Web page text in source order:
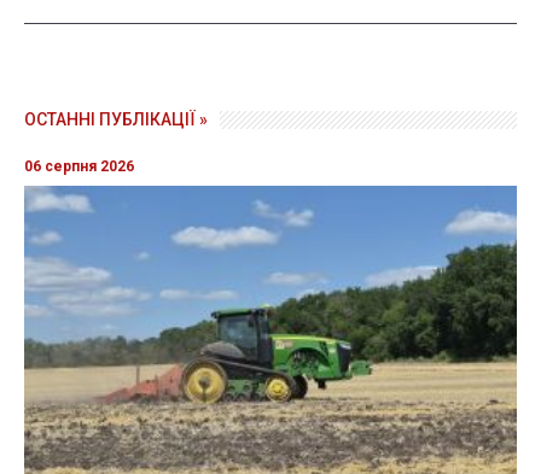
ОСТАННІ ПУБЛІКАЦІЇ »
06 серпня 2026